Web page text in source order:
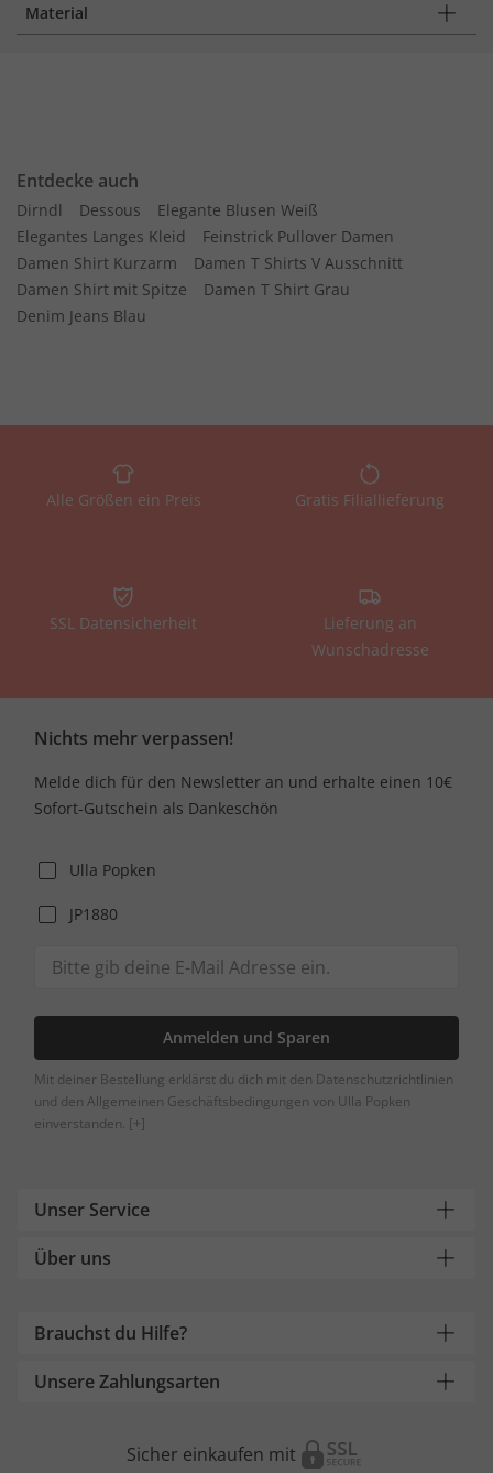
Material
Entdecke auch
Dirndl Dessous
Elegante Blusen Weiß
Elegantes Langes Kleid
Feinstrick Pullover Damen
Damen Shirt Kurzarm
Damen T Shirts V Ausschnitt
Damen Shirt mit Spitze
Damen T Shirt Grau
Denim Jeans Blau
Alle Größen ein Preis Gratis Filiallieferung
SSL Datensicherheit
Lieferung an
Wunschadresse
Nichts mehr verpassen!
Melde dich für den Newsletter an und erhalte einen 10€
Sofort-Gutschein als Dankeschön
Ulla Popken
JP1880
Anmelden und Sparen
Mit deiner Bestellung erklärst du dich mit den Datenschutzrichtlinien
und den Allgemeinen Geschäftsbedingungen von Ulla Popken
einverstanden. [+]
Unser Service
Über uns
Brauchst du Hilfe?
Unsere Zahlungsarten
Sicher einkaufen mit